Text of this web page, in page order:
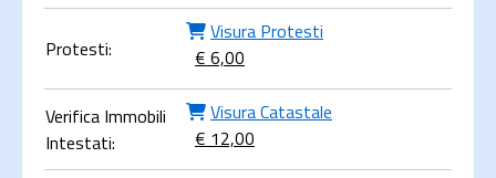
Protesti:
Visura Protesti
€ 6,00
Verifica Immobili
Intestati:
Visura Catastale
€ 12,00